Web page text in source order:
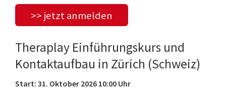
>> jetzt anmelden
Theraplay Einführungskurs und
Kontaktaufbau in Zürich (Schweiz)
Start: 31. Oktober 2026 10:00 Uhr